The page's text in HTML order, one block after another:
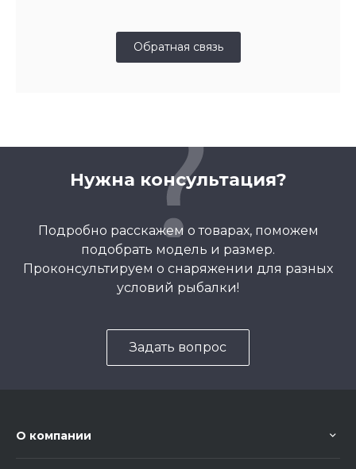
Обратная связь
Нужна консультация?
Подробно расскажем о товарах, поможем
подобрать модель и размер.
Проконсультируем о снаряжении для разных
условий рыбалки!
Задать вопрос
О компании